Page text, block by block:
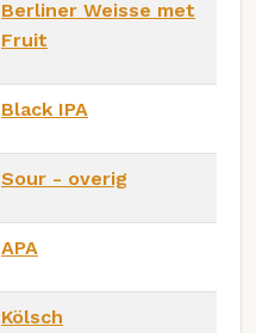
Berliner Weisse met
Fruit
Black IPA
Sour - overig
APA
Kölsch